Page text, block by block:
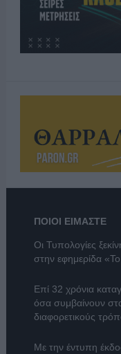
ΠΟΙΟΙ ΕΙΜΑΣΤΕ
Οι Τυπολογίες
στην εφημερίδα
Επί 32 χρόνια
όσα συμβαίνουν
διαφορετικούς
Με την έντυπη